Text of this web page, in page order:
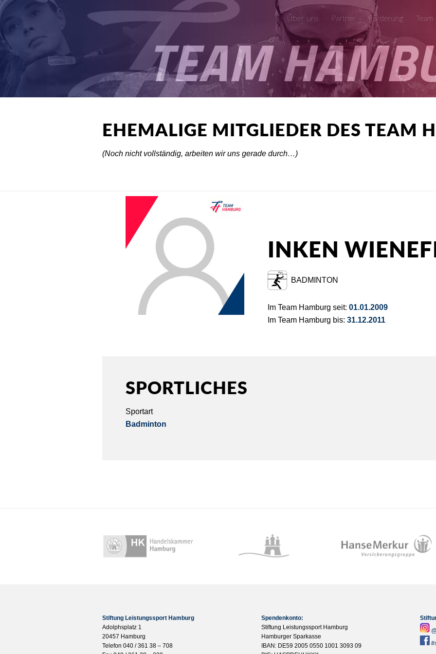
Über uns Partner Förderung
EHEMALIGE MITGLIEDER DES TEAM
(Noch nicht vollständig, arbeiten wir uns gerade durch…)
INKEN
BADMINTON
Im Team Hamburg seit: 01.01.2009
Im Team Hamburg bis: 31.12.2011
SPORTLICHES
Sportart
Badminton
Stiftung Leistungssport Hamburg
Adolphsplatz 1
20457 Hamburg
Telefon 040 / 361 38 – 708
Spendenkonto:
Stiftung Leistungssport Hamburg
Hamburger Sparkasse
IBAN: DE59 2005 0550 1001 3093 09